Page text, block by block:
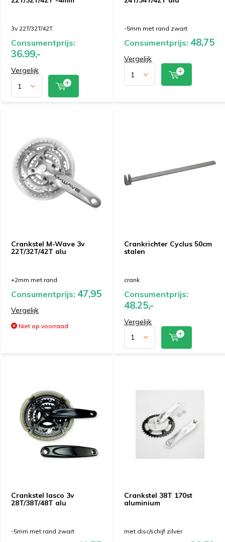
3v 22T/32T/42T
Consumentprijs:
36.99,-
Vergelijk
-5mm met rand zwart
Consumentprijs: 48,75
Vergelijk
Crankstel M-Wave 3v
22T/32T/42T alu
+2mm met rand
Consumentprijs: 47,95
Vergelijk
Niet op voorraad
Crankrichter Cyclus 50cm
stalen
crank
Consumentprijs:
48.25,-
Vergelijk
Crankstel lasco 3v
28T/38T/48T alu
-5mm met rand zwart
Crankstel 38T 170st
aluminium
met disc/schijf zilver